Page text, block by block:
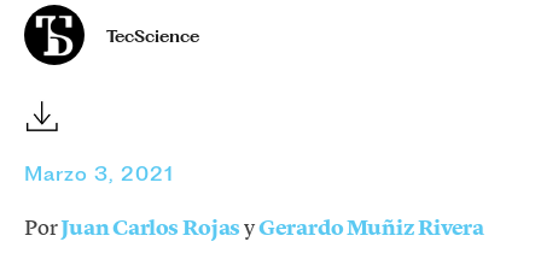
TecScience
Marzo 3, 2021
PorJuan Carlos RojasyGerardo Muñiz Rivera